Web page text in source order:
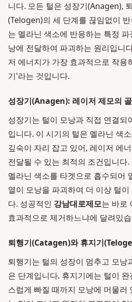
니다. 모든 털은 성장기(Anagen),
(Telogen)의 세 단계를 끊임없이
는 멜라닌 색소에 반응하는 특정
낭에 전달하여 파괴하는 원리입니
저 에너지가 가장 효과적으로 작용
기'라는 것입니다.
성장기(Anagen): 레이저 제모의
성장기는 털이 모낭과 직접 연결되
입니다. 이 시기의 털은 멜라닌 색
깊숙이 자리 잡고 있어, 레이저 에
전달될 수 있는 최적의 조건입니다
멜라닌 색소를 타겟으로 흡수되어
열이 모낭을 파괴하여 더 이상 털
다. 성공적인 강남대로제모는 바로
효과적으로 제거하느냐에 달려있
퇴행기(Catagen)와 휴지기
퇴행기는 털의 성장이 멈추고 모낭
은 단계입니다. 휴지기에는 털이
스럽게 빠질 때까지 모낭에 머물러